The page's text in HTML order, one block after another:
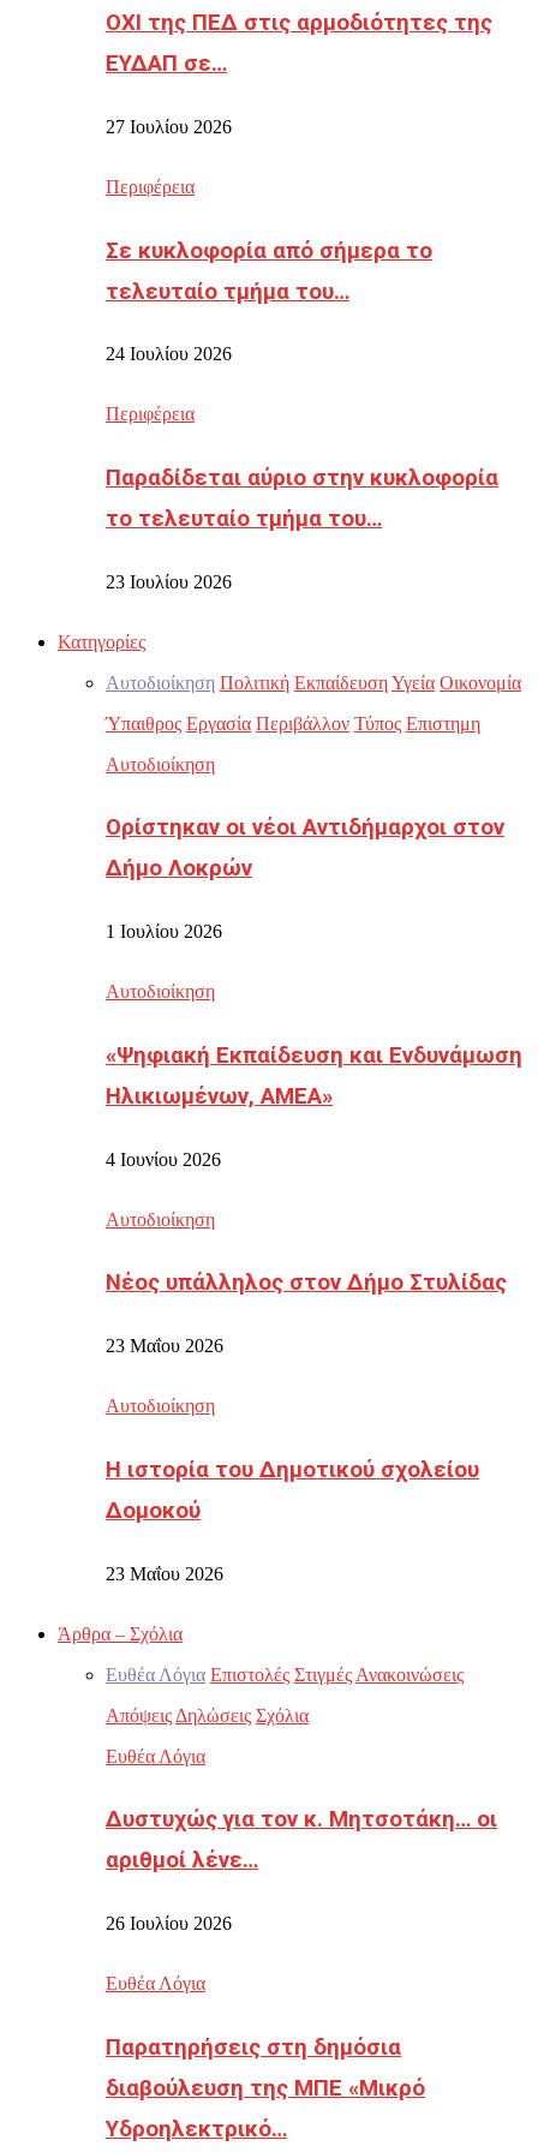
ΟΧΙ της ΠΕΔ στις αρμοδιότητες της
ΕΥΔΑΠ σε…
27 Ιουλίου 2026
Περιφέρεια
Σε κυκλοφορία από σήμερα το
τελευταίο τμήμα του…
24 Ιουλίου 2026
Περιφέρεια
Παραδίδεται αύριο στην κυκλοφορία
το τελευταίο τμήμα του…
23 Ιουλίου 2026
Κατηγορίες
Αυτοδιοίκηση Πολιτική ΕκπαίδευσηΥγεία Οικονομία
Ύπαιθρος Εργασία Περιβάλλον Τύπος Επιστημη
Αυτοδιοίκηση
Ορίστηκαν οι νέοι Αντιδήμαρχοι στον
Δήμο Λοκρών
1 Ιουλίου 2026
Αυτοδιοίκηση
«Ψηφιακή Εκπαίδευση και Ενδυνάμωση
Ηλικιωμένων, ΑΜΕΑ»
4 Ιουνίου 2026
Αυτοδιοίκηση
Νέος υπάλληλος στον Δήμο Στυλίδας
23 Μαΐου 2026
Αυτοδιοίκηση
Η ιστορία του Δημοτικού σχολείου
Δομοκού
23 Μαΐου 2026
Άρθρα – Σχόλια
Ευθέα Λόγια Επιστολές Στιγμές Ανακοινώσεις
Απόψεις Δηλώσεις Σχόλια
Ευθέα Λόγια
Δυστυχώς για τον κ. Μητσοτάκη… οι
αριθμοί λένε…
26 Ιουλίου 2026
Ευθέα Λόγια
Παρατηρήσεις στη δημόσια
διαβούλευση της ΜΠΕ «Μικρό
Υδροηλεκτρικό…